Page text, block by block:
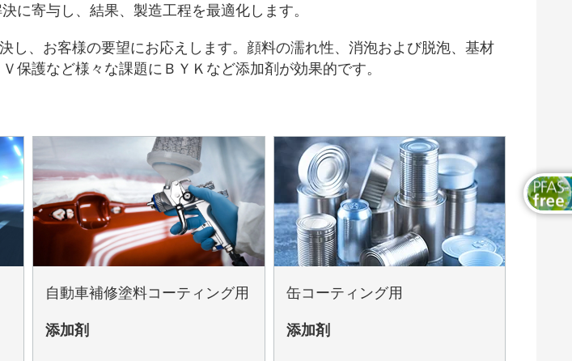
に寄与し、結果、製造工程を最適化します。
し、お客様の要望にお応えします。顔料の濡れ性、消泡および脱泡、基材
護など様々な課題にＢＹＫなど添加剤が効果的です。
自動車補修塗料コーティング用
添加剤
缶コーティング用
添加剤